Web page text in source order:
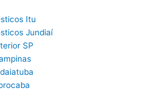
Itu
Jundiaí
SP